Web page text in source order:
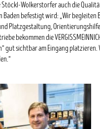
Stöckl-Wolkerstorfer auch die
Baden befestigt wird: „Wir
Platzgestaltung,
bekommen die
gut sichtbar am Eingang platzieren.